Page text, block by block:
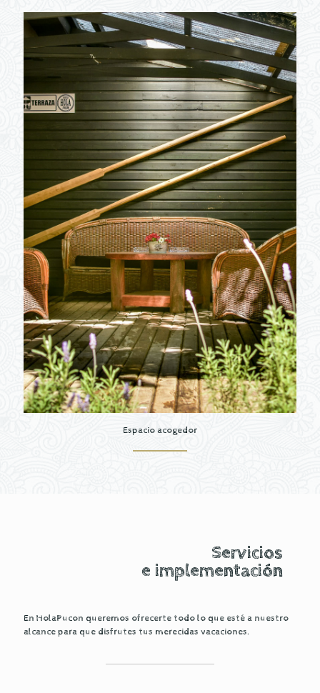
Espacio acogedor
Servicios
e implementación
En HolaPucon queremos ofrecerte todo lo que esté a nuestro
alcance para que disfrutes tus merecidas vacaciones.